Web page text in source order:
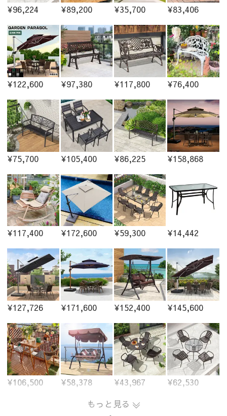
¥96,224 ¥89,200 ¥35,700 ¥83,406
¥122,600 ¥97,380 ¥117,800 ¥76,400
¥75,700 ¥105,400 ¥86,225 ¥158,868
¥117,400 ¥172,600 ¥59,300 ¥14,442
¥127,726 ¥171,600 ¥152,400 ¥145,600
¥106,500 ¥58,378 ¥43,967
¥62,530
もっと見る